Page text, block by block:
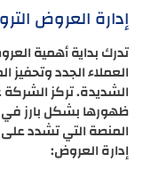
إدارة العروض
تدرك بداية أهمية
العملاء الجدد
الشديدة. تركز
ظهورها بشكل بارز في
المنصة التي تشدد
إدارة العروض: